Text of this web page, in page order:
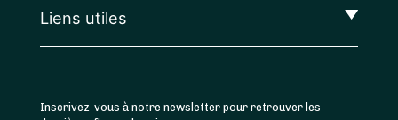
Liens utiles
Inscrivez-vous à notre newsletter pour retrouver les